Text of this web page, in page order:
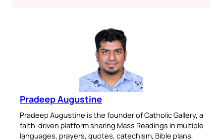
Pradeep Augustine
Pradeep Augustine is the founder of Catholic Gallery, a
faith-driven platform sharing Mass Readings in multiple
languages, prayers, quotes, catechism, Bible plans,